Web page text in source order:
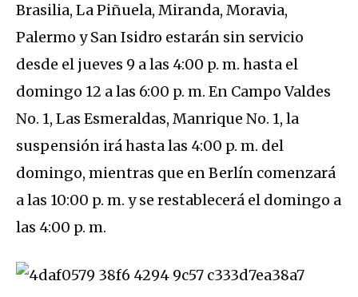
Brasilia, La Piñuela, Miranda, Moravia,
Palermo y San Isidro estarán sin servicio
desde el jueves 9 a las 4:00 p. m. hasta el
domingo 12 a las 6:00 p. m. En Campo Valdes
No. 1, Las Esmeraldas, Manrique No. 1, la
suspensión irá hasta las 4:00 p. m. del
domingo, mientras que en Berlín comenzará
a las 10:00 p. m. y se restablecerá el domingo a
las 4:00 p. m.